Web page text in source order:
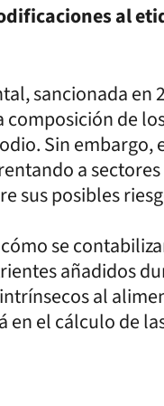
al
sancionada en
de
Sin
a
sus posibles
se
añadidos
al
en el cálculo de